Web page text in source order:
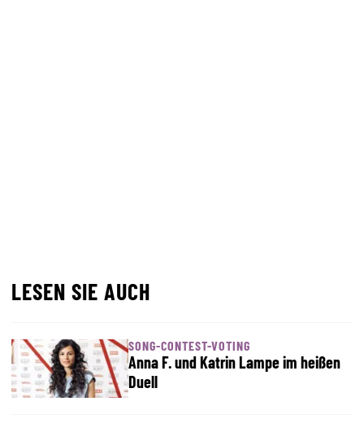
LESEN SIE AUCH
SONG-CONTEST-VOTING
Anna F. und Katrin Lampe im heißen
Duell